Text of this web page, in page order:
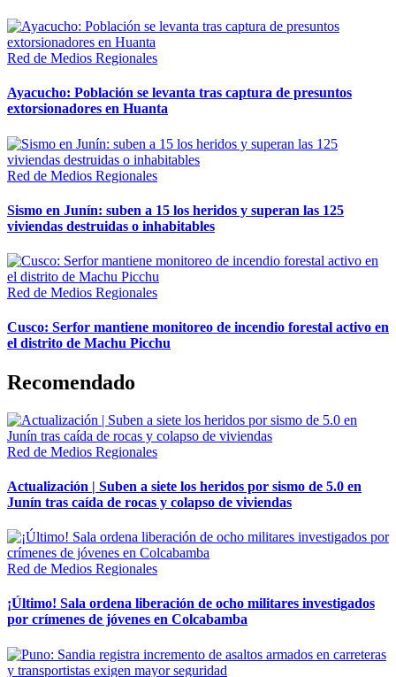
Red de Medios Regionales
Ayacucho: Población se levanta tras captura de presuntos
extorsionadores en Huanta
Red de Medios Regionales
Sismo en Junín: suben a 15 los heridos y superan las 125
viviendas destruidas o inhabitables
Red de Medios Regionales
Cusco: Serfor mantiene monitoreo de incendio forestal activo en
el distrito de Machu Picchu
Recomendado
Red de Medios Regionales
Actualización | Suben a siete los heridos por sismo de 5.0 en
Junín tras caída de rocas y colapso de viviendas
Red de Medios Regionales
¡Último! Sala ordena liberación de ocho militares investigados
por crímenes de jóvenes en Colcabamba